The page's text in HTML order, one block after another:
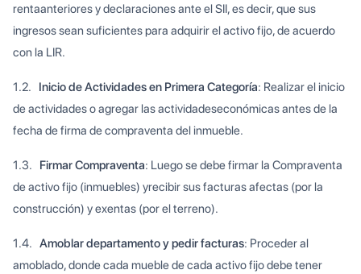
rentaanteriores y declaraciones ante el SII, es decir, que sus
ingresos sean suficientes para adquirir el activo fijo, de acuerdo
con la LIR.
1.2. Inicio de Actividades en Primera Categoría: Realizar el inicio
de actividades o agregar las actividadeseconómicas antes de la
fecha de firma de compraventa del inmueble.
1.3. Firmar Compraventa: Luego se debe firmar la Compraventa
de activo fijo (inmuebles) yrecibir sus facturas afectas (por la
construcción) y exentas (por el terreno).
1.4. Amoblar departamento y pedir facturas: Proceder al
amoblado, donde cada mueble de cada activo fijo debe tener